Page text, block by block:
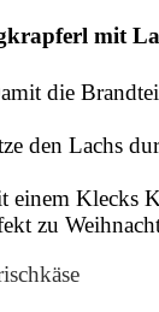
mit
die
den Lachs
einem Klecks
zu